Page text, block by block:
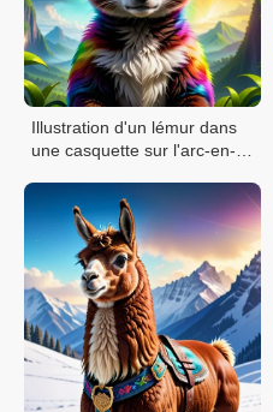
Illustration d'un lémur dans
une casquette sur l'arc-en-